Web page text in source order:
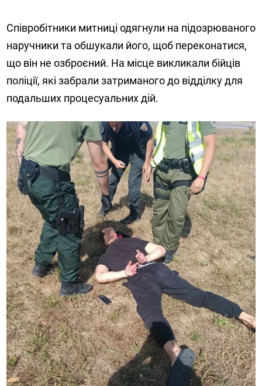
Співробітники митниці одягнули на підозрюваного
наручники та обшукали його, щоб переконатися,
що він не озброєний. На місце викликали бійців
поліції, які забрали затриманого до відділку для
подальших процесуальних дій.